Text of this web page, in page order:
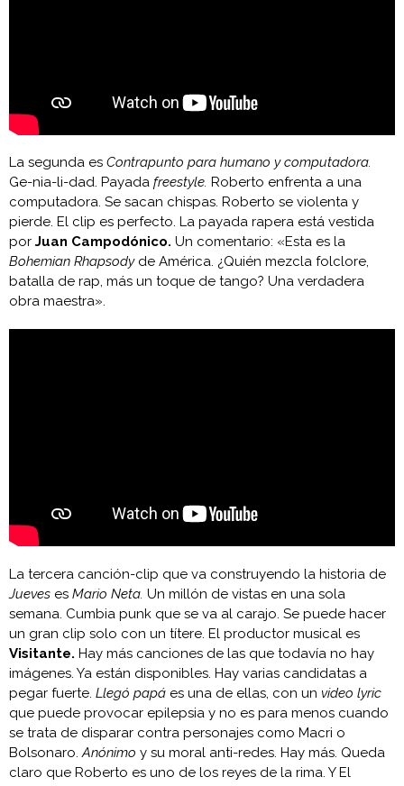
La segunda es Contrapunto para humano y computadora.
Ge-nia-li-dad. Payada freestyle. Roberto enfrenta a una
computadora. Se sacan chispas. Roberto se violenta y
pierde. El clip es perfecto. La payada rapera está vestida
por Juan Campodónico. Un comentario: «Esta es la
Bohemian Rhapsodyde América. ¿Quién mezcla folclore,
batalla de rap, más un toque de tango? Una verdadera
obra maestra».
La tercera canción-clip que va construyendo la historia de
Jueves es Mario Neta. Un millón de vistas en una sola
semana. Cumbia punk que se va al carajo. Se puede hacer
un gran clip solo con un títere. El productor musical es
Visitante. Hay más canciones de las que todavía no hay
imágenes. Ya están disponibles. Hay varias candidatas a
pegar fuerte. Llegó papá es una de ellas, con un video lyric
que puede provocar epilepsia y no es para menos cuando
se trata de disparar contra personajes como Macri o
Bolsonaro.Anónimo y su moral anti-redes. Hay más. Queda
claro que Roberto es uno de los reyes de la rima. Y El